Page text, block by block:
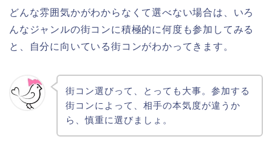
どんな雰囲気かがわからなくて選べない場合は、いろ
んなジャンルの街コンに積極的に何度も参加してみる
と、自分に向いている街コンがわかってきます。
街コン選びって、とっても大事。参加する
街コンによって、相手の本気度が違うか
ら、慎重に選びましょ。